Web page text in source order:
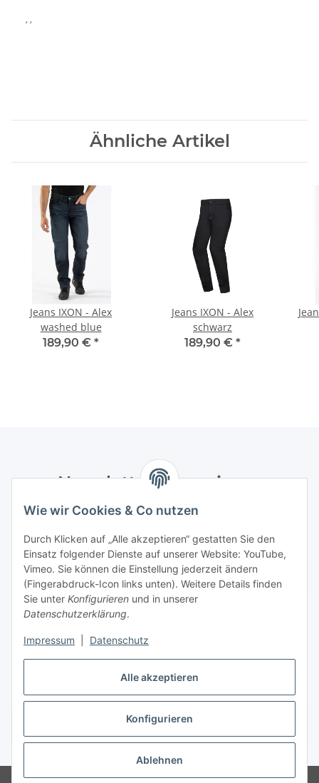
Alle akzeptieren
Konfigurieren
Ablehnen
Wie wir Cookies & Co nutzen
Durch Klicken auf „Alle akzeptieren“ gestatten Sie den
Einsatz folgender Dienste auf unserer Website: YouTube,
Vimeo. Sie können die Einstellung jederzeit ändern
(Fingerabdruck-Icon links unten). Weitere Details finden
Sie unter Konfigurieren und in unserer
Datenschutzerklärung.
Impressum Datenschutz
, ,
Ähnliche Artikel
Jeans IXON - Alex
washed blue
189,90 € *
Jeans IXON - Alex
schwarz
189,90 € *
Newsletter Abonnieren
Bitte senden Sie mir entsprechend Ihrer
Informationen zu Ihrem Produktsortiment per E-Mail zu.
Abonnieren
Newsletter Abonnieren
Vertrag widerrufen
* Alle Preise inkl. gesetzlicher USt., zzgl.